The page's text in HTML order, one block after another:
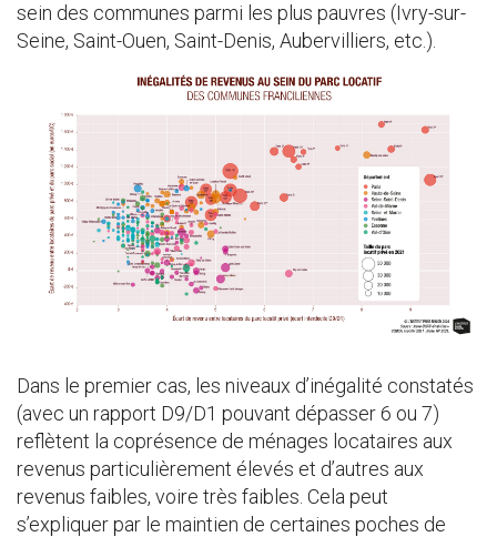
sein des communes parmi les plus pauvres (Ivry-sur-
Seine, Saint-Ouen, Saint-Denis, Aubervilliers, etc.).
Dans le premier cas, les niveaux d’inégalité constatés
(avec un rapport D9/D1 pouvant dépasser 6 ou 7)
reflètent la coprésence de ménages locataires aux
revenus particulièrement élevés et d’autres aux
revenus faibles, voire très faibles. Cela peut
s’expliquer par le maintien de certaines poches de